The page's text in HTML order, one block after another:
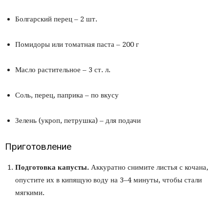
Болгарский перец – 2 шт.
Помидоры или томатная паста – 200 г
Масло растительное – 3 ст. л.
Соль, перец, паприка – по вкусу
Зелень (укроп, петрушка) – для подачи
Приготовление
Подготовка капусты. Аккуратно снимите листья с кочана,
опустите их в кипящую воду на 3–4 минуты, чтобы стали
мягкими.